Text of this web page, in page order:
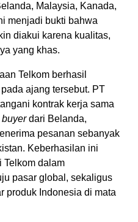
Malaysia, Kanada,
menjadi bukti bahwa
diakui karena kualitas,
yang khas.
Telkom berhasil
pada ajang tersebut. PT
kontrak kerja sama
buyerdari Belanda,
pesanan sebanyak
Keberhasilan ini
Telkom dalam
pasar global, sekaligus
produk Indonesia di mata